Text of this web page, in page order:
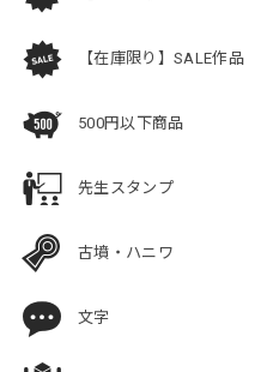
【在庫限り】SALE作品
500円以下商品
先生スタンプ
古墳・ハニワ
文字